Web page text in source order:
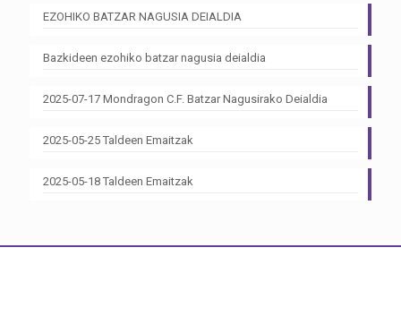
EZOHIKO BATZAR NAGUSIA DEIALDIA
Bazkideen ezohiko batzar nagusia deialdia
2025-07-17 Mondragon C.F. Batzar Nagusirako Deialdia
2025-05-25 Taldeen Emaitzak
2025-05-18 Taldeen Emaitzak